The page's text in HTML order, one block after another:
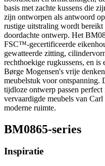
basis met zachte kussens die
zijn ontworpen als antwoord
rustige uitstraling wordt bereikt
doordachte ontwerp. Het
FSC™-gecertificeerde
gewatteerde zitting,
rechthoekige rugkussens, en
Børge Mogensen's vrije
meubelstuk voor ontspanning.
tijdloze ontwerp passen
vervaardigde meubels van
moderne ruimte.
BM0865-series
Inspiratie